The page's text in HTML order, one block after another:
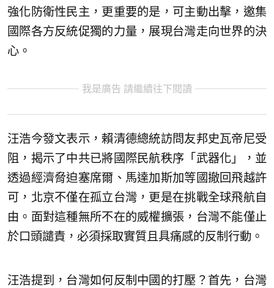
強化防衛性民主，更重要的是，可主動出擊，邀集
國際各方反統促獨的力量，展現台灣走向世界的決
心。
我是廣告 請繼續往下閱讀
汪浩今發文表示，賴清德總統訪問友邦史瓦帝尼受
阻，揭示了中共已將國際民航秩序「武器化」，並
透過經濟脅迫塞席爾、馬達加斯加等國撤回飛越許
可，北京不僅在孤立台灣，更是在挑戰全球飛航自
由。面對這種無所不在的威權擴張，台灣不能僅止
於口頭譴責，必須採取實質且具痛感的反制行動。
汪浩提到，台灣如何反制中國的打壓？首先，台灣